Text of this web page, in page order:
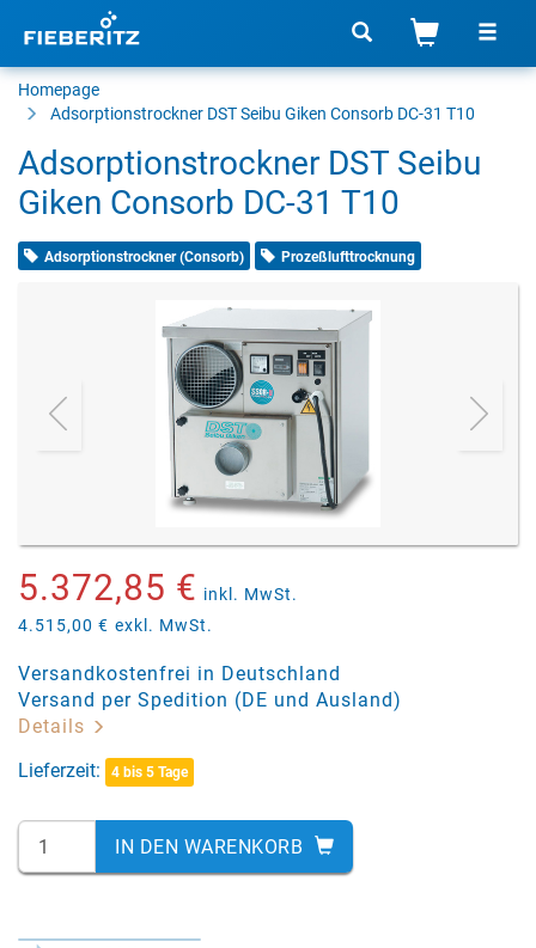
Homepage
Adsorptionstrockner DST Seibu Giken Consorb DC-31 T10
Adsorptionstrockner DST Seibu
Giken Consorb DC-31 T10
Adsorptionstrockner (Consorb) Prozeßlufttrocknung
5.372,85 € inkl. MwSt.
4.515,00 € exkl. MwSt.
Versandkostenfrei in Deutschland
Versand per Spedition (DE und Ausland)
Details
Lieferzeit:
4 bis 5 Tage
IN DEN WARENKORB